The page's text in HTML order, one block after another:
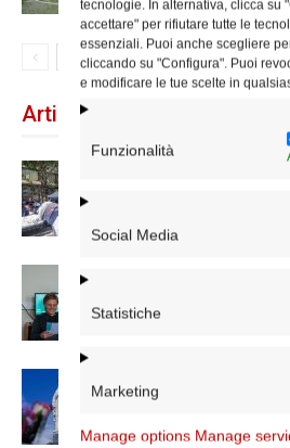
tecnologie. In alternativa, clicca su
accettare" per rifiutare tutte le
essenziali. Puoi anche scegliere
cliccando su "Configura". Puoi
e modificare le tue scelte in
Funzionalità
Social Media
Statistiche
Marketing
Manage options Manage
Articoli recenti
Spin Time: la
diocesano a Lourdes